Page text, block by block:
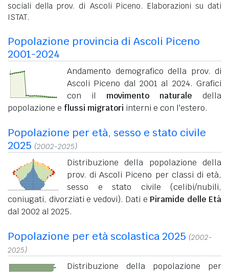
sociali della prov. di Ascoli Piceno. Elaborazioni su dati
ISTAT.
Popolazione provincia di Ascoli Piceno
2001-2024
Andamento demografico della prov. di
Ascoli Piceno dal 2001 al 2024. Grafici
con il movimento naturale della
popolazione e flussi migratori interni e con l'estero.
Popolazione per età, sesso e stato civile
2025 (2002-2025)
Distribuzione della popolazione della
prov. di Ascoli Piceno per classi di età,
sesso e stato civile (celibi/nubili,
coniugati, divorziati e vedovi). Dati e Piramide delle Età
dal 2002 al 2025.
Popolazione per età scolastica 2025 (2002-
2025)
Distribuzione della popolazione per